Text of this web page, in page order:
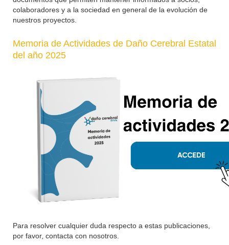
colaboradores y a la sociedad en general de la evolución de
nuestros proyectos.
Memoria de Actividades de Daño Cerebral Estatal
del año 2025
Para resolver cualquier duda respecto a estas publicaciones,
por favor, contacta con nosotros.